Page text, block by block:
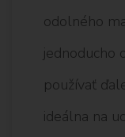
odolného
jednoducho
používať
ideálna na